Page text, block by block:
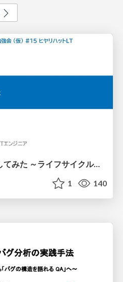
ITヒヤリハットを整理してみた ～ライフサイクルと原因から考える再発防止策～
1 140